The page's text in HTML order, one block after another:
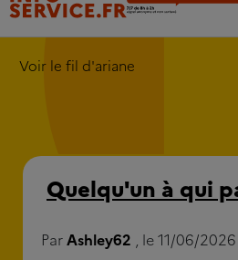
Voir le fil d'ariane
Quelqu'un à qui
ParAshley62 , le 11/06/